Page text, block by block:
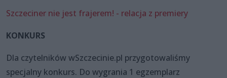
Szczeciner nie jest frajerem! - relacja z premiery
KONKURS
Dla czytelników wSzczecinie.pl przygotowaliśmy
specjalny konkurs. Do wygrania 1 egzemplarz